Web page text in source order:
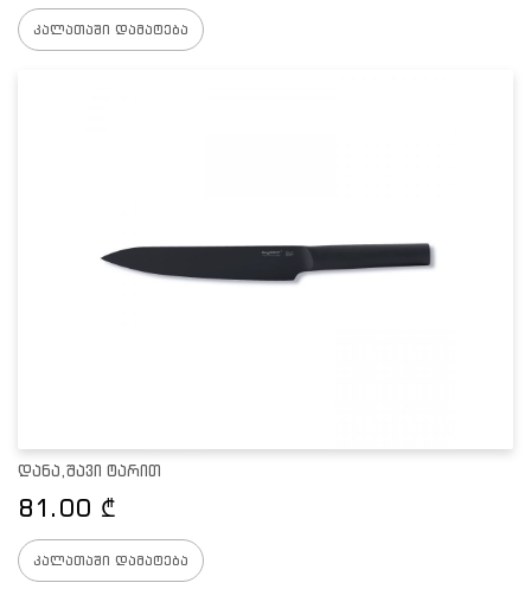
კალათაში დამატება
დანა,შავი ტარით
81.00 ₾
კალათაში დამატება